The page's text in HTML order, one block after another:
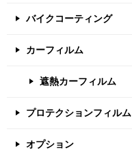
バイクコーティング
カーフィルム
遮熱カーフィルム
プロテクションフィルム
オプション